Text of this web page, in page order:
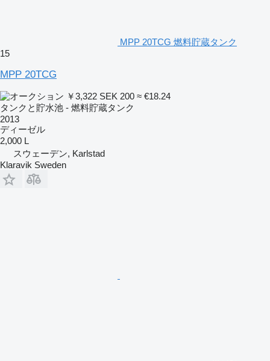
MPP 20TCG 燃料貯蔵タンク
15
MPP 20TCG
￥3,322 SEK 200 ≈ €18.24
タンクと貯水池 - 燃料貯蔵タンク
2013
ディーゼル
2,000 L
スウェーデン, Karlstad
Klaravik Sweden